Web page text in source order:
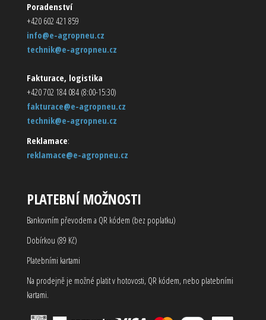
Poradenství
+420 602 421 859
info@e-agropneu.cz
technik@e-agropneu.cz
Fakturace, logistika
+420 702 184 084 (8:00-15:30)
fakturace@e-agropneu.cz
technik@e-agropneu.cz
Reklamace:
reklamace@e-agropneu.cz
PLATEBNÍ MOŽNOSTI
Bankovním převodem a QR kódem (bez poplatku)
Dobírkou (89 Kč)
Platebními kartami
Na prodejně je možné platit v hotovosti, QR kódem, nebo platebními
kartami.